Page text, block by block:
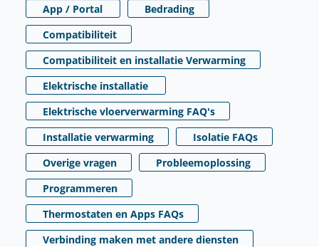
App / Portal
Bedrading
Compatibiliteit
Compatibiliteit en installatie Verwarming
Elektrische installatie
Elektrische vloerverwarming FAQ's
Installatie verwarming
Isolatie FAQs
Overige vragen
Probleemoplossing
Programmeren
Thermostaten en Apps FAQs
Verbinding maken met andere diensten